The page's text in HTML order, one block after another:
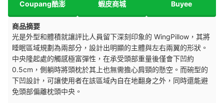
Coupang酷澎 蝦皮商城 Buyee
商品摘要
光是外型和體積就讓評比人員留下深刻印象的 WingPillow，其將
睡眠區域規劃為兩部分，設計出明顯的主體與左右兩翼的形狀。
中央隆起處的觸感極富彈性，在承受頭部重量後僅會下凹約
0.5cm，側躺時將頭枕於其上也無需擔心肩頸的懸空。而碗型的
下凹設計，可讓使用者在該區域內自在地翻身之外，同時還能避
免頭部偏離枕頭中央。